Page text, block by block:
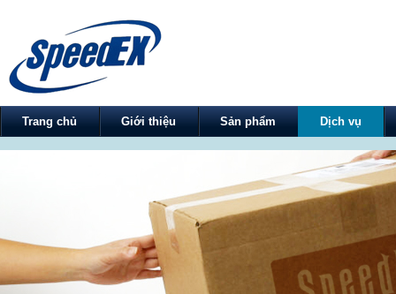
Trang chủ Giới thiệu Sản phẩm Dịch vụ